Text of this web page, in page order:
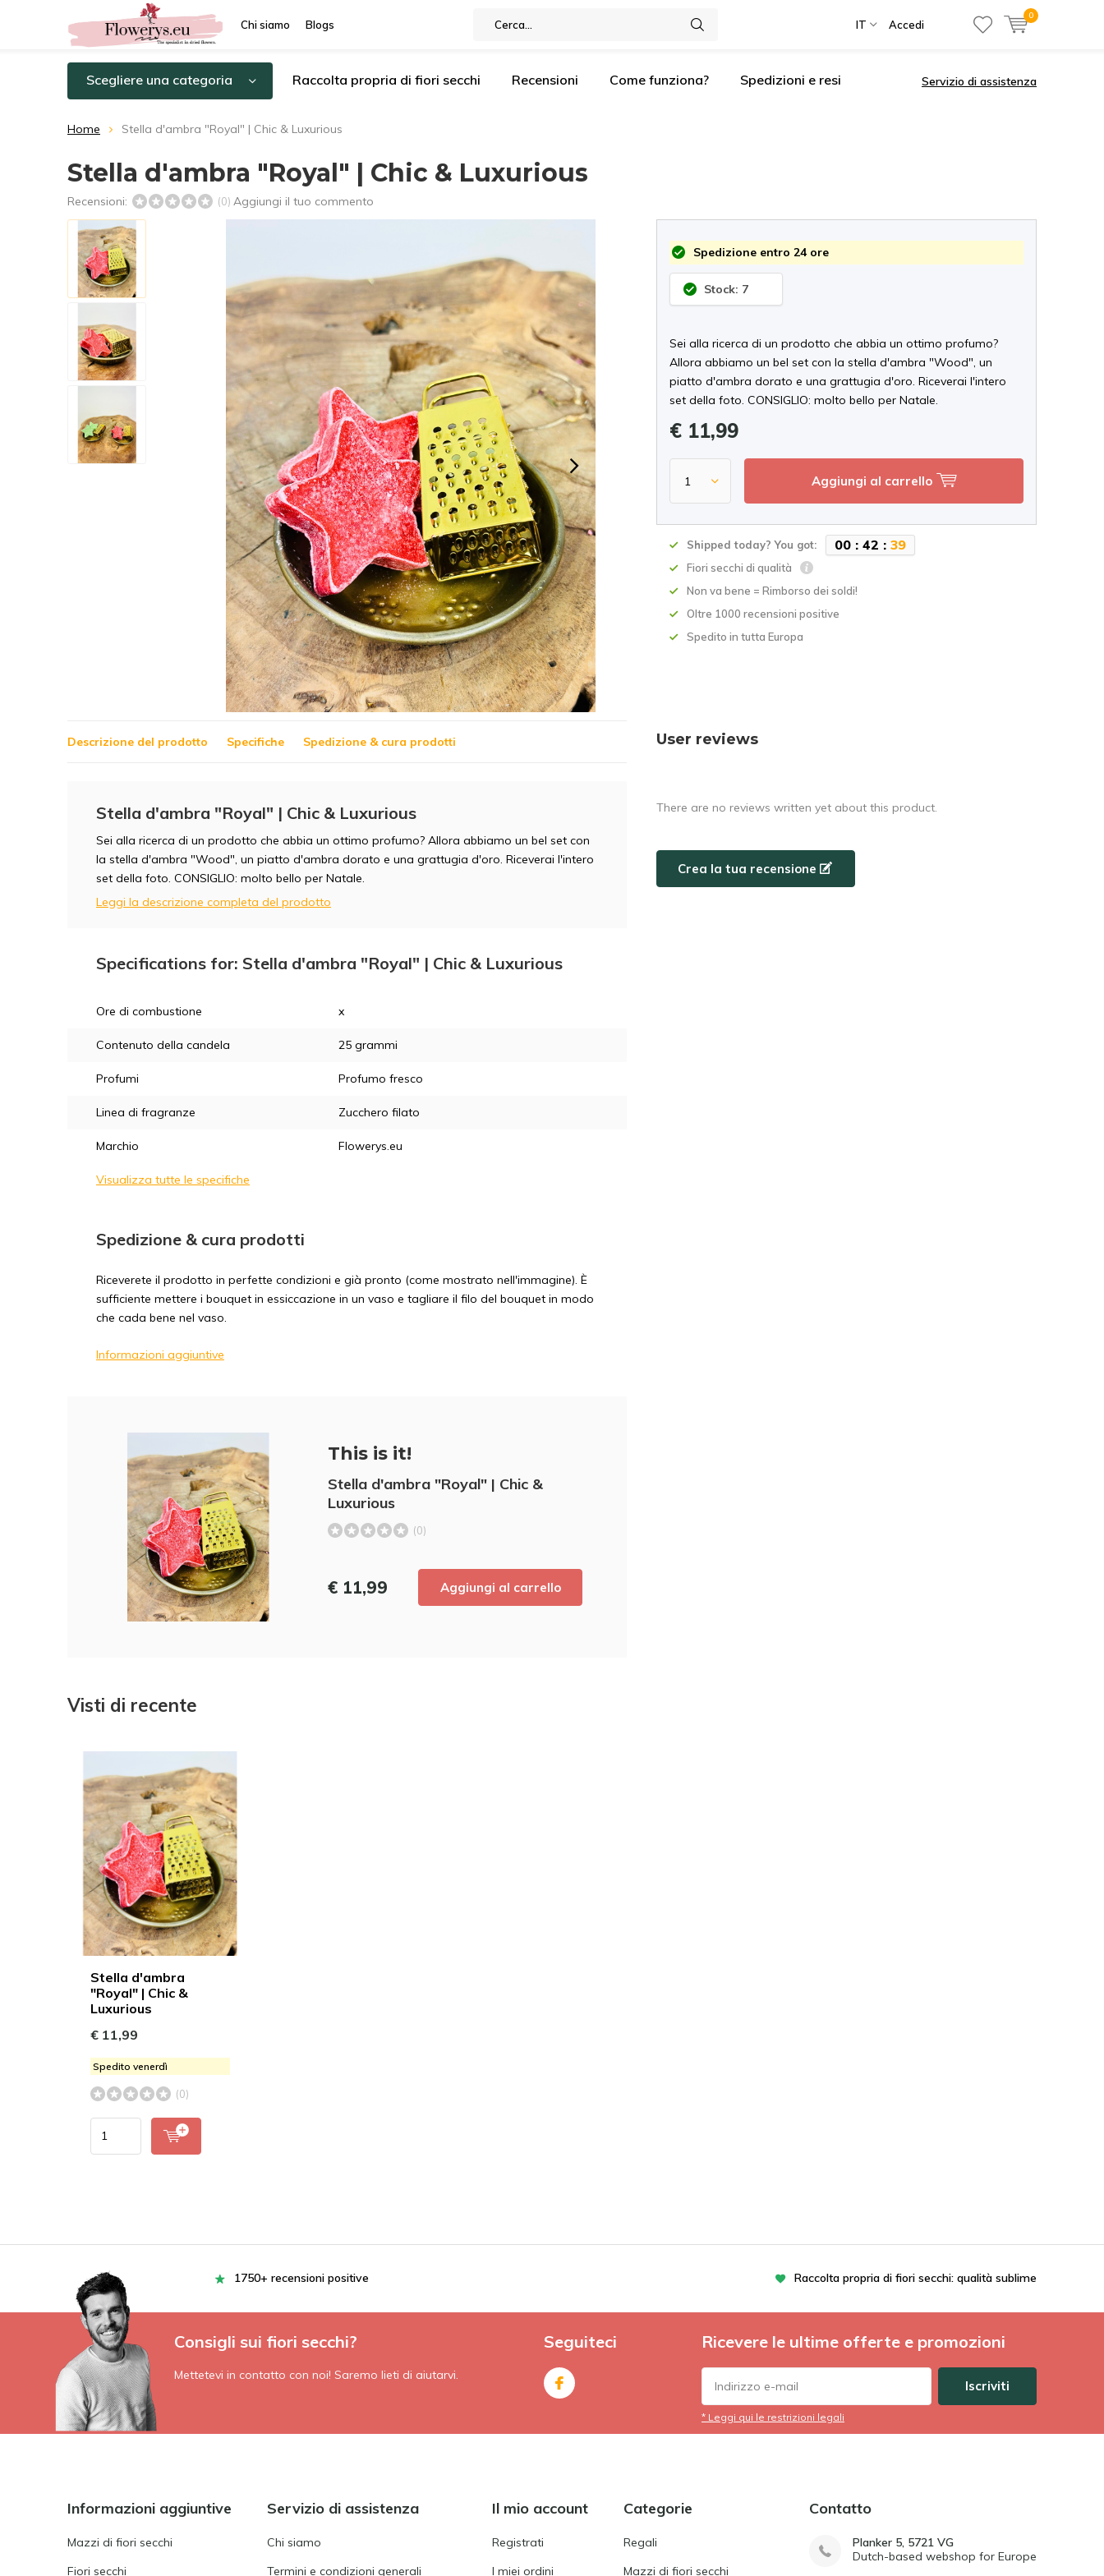
Chi siamo Blogs IT Accedi
0
Scegliere una categoria Raccolta propria di fiori secchi Recensioni Come funziona? Spedizioni e resi Servizio di assistenza
Home Stella d'ambra "Royal" | Chic & Luxurious
Stella d'ambra "Royal" | Chic & Luxurious
Recensioni: (0) Aggiungi il tuo commento
Spedizione entro 24 ore
Stock: 7
Sei alla ricerca di un prodotto che abbia un ottimo profumo?
Allora abbiamo un bel set con la stella d'ambra "Wood", un
piatto d'ambra dorato e una grattugia d'oro. Riceverai l'intero
set della foto. CONSIGLIO: molto bello per Natale.
€ 11,99
Aggiungi al carrello
Shipped today? You got: 00: 42 : 38
Fiori secchi di qualità
Non va bene = Rimborso dei soldi!
Oltre 1000 recensioni positive
Spedito in tutta Europa
Descrizione del prodotto Specifiche Spedizione & cura prodotti
Stella d'ambra "Royal" | Chic & Luxurious
Sei alla ricerca di un prodotto che abbia un ottimo profumo? Allora abbiamo un bel set con
la stella d'ambra "Wood", un piatto d'ambra dorato e una grattugia d'oro. Riceverai l'intero
set della foto. CONSIGLIO: molto bello per Natale.
Leggi la descrizione completa del prodotto
Specifications for: Stella d'ambra "Royal" | Chic & Luxurious
Ore di combustione x
Contenuto della candela 25 grammi
Profumi Profumo fresco
Linea di fragranze Zucchero filato
Marchio Flowerys.eu
Visualizza tutte le specifiche
Spedizione & cura prodotti
Riceverete il prodotto in perfette condizioni e già pronto (come mostrato nell'immagine). È
sufficiente mettere i bouquet in essiccazione in un vaso e tagliare il filo del bouquet in modo
che cada bene nel vaso.
Informazioni aggiuntive
This is it!
Stella d'ambra "Royal" | Chic &
Luxurious
(0)
€ 11,99 Aggiungi al carrello
User reviews
There are no reviews written yet about this product.
Crea la tua recensione
Visti di recente
Stella d'ambra
"Royal" | Chic &
Luxurious
€ 11,99
Spedito venerdì
(0)
1750+ recensioni positive Raccolta propria di fiori secchi: qualità sublime
Consigli sui fiori secchi?
Mettetevi in contatto con noi! Saremo lieti di aiutarvi.
Seguiteci Ricevere le ultime offerte e promozioni
Iscriviti
* Leggi qui le restrizioni legali
Informazioni aggiuntive
Mazzi di fiori secchi
Fiori secchi
Servizio di assistenza
Chi siamo
Termini e condizioni generali
Il mio account
Registrati
I miei ordini
Categorie
Regali
Mazzi di fiori secchi
Contatto
Planker 5, 5721 VG
Dutch-based webshop for Europe
nostri ultimi prodotti e ottenere uno
Utilizzate subito il codice sconto, prima che scada!